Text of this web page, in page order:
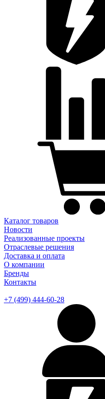
Каталог товаров
Новости
Реализованные проекты
Отраслевые решения
Доставка и оплата
О компании
Бренды
Контакты
+7 (499) 444-60-28